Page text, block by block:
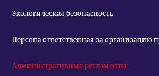
Экологическая безопасность
Персона ответственная за организацию
Административные регламенты